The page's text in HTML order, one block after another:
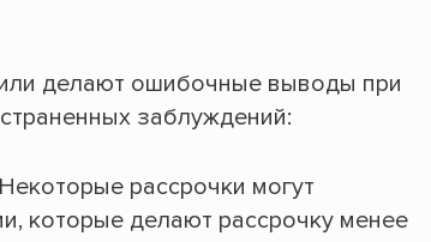
делают ошибочные выводы при
заблуждений:
рассрочки могут
которые делают рассрочку менее